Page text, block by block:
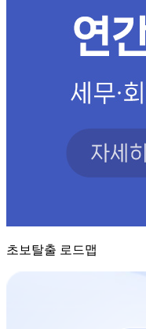
초보탈출 로드맵